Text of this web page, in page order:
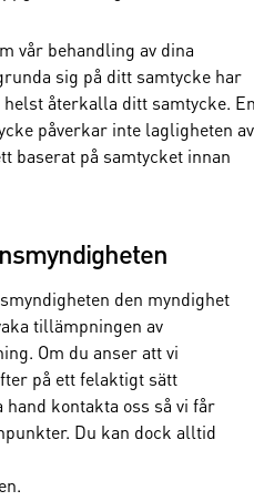
vår behandling av dina
sig på ditt samtycke har
återkalla ditt samtycke.
påverkar inte lagligheten av
baserat på samtycket innan
den myndighet
tillämpningen av
Om du anser att vi
på ett felaktigt sätt
kontakta oss så vi får
Du kan dock alltid